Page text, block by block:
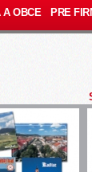
A OBCE PRE